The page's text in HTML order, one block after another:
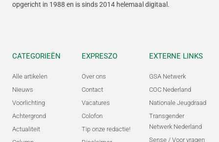
opgericht in 1988 en is sinds 2014 helemaal digitaal.
CATEGORIEËN
Alle artikelen
Nieuws
Voorlichting
Achtergrond
Actualiteit
EXPRESZO
Over ons
Contact
Vacatures
Colofon
Tip onze redactie!
EXTERNE LINKS
GSA Netwerk
COC Nederland
Nationale Jeugdraad
Transgender
Netwerk Nederland
Sense / Voor vragen